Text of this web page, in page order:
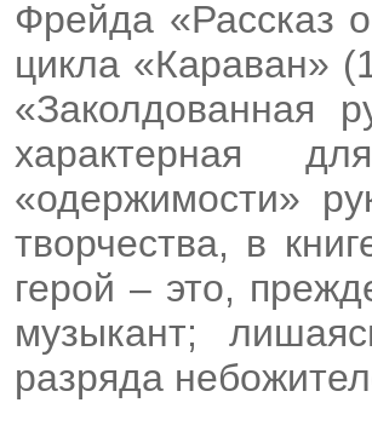
Фрейда «Рассказ
цикла «Караван»
«Заколдованная
характерная
«одержимости»
творчества, в
герой – это,
музыкант;
разряда